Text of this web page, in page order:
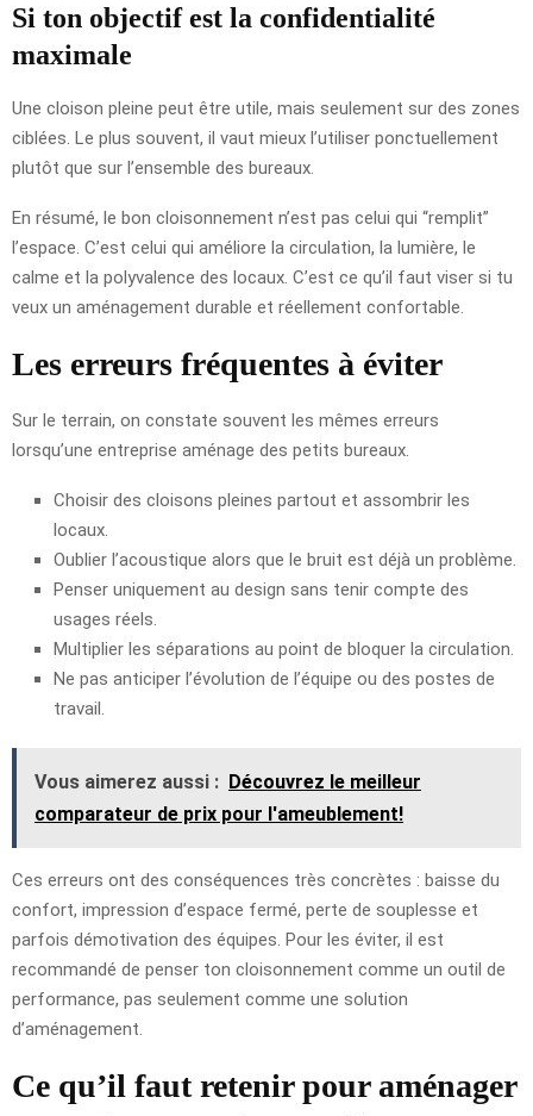
Si ton objectif est la confidentialité
maximale
Une cloison pleine peut être utile, mais seulement sur des zones
ciblées. Le plus souvent, il vaut mieux l’utiliser ponctuellement
plutôt que sur l’ensemble des bureaux.
En résumé, le bon cloisonnement n’est pas celui qui “remplit”
l’espace. C’est celui qui améliore la circulation, la lumière, le
calme et la polyvalence des locaux. C’est ce qu’il faut viser si tu
veux un aménagement durable et réellement confortable.
Les erreurs fréquentes à éviter
Sur le terrain, on constate souvent les mêmes erreurs
lorsqu’une entreprise aménage des petits bureaux.
Choisir des cloisons pleines partout et assombrir les
locaux.
Oublier l’acoustique alors que le bruit est déjà un problème.
Penser uniquement au design sans tenir compte des
usages réels.
Multiplier les séparations au point de bloquer la circulation.
Ne pas anticiper l’évolution de l’équipe ou des postes de
travail.
Vous aimerez aussi : Découvrez le meilleur
comparateur de prix pour l'ameublement!
Ces erreurs ont des conséquences très concrètes : baisse du
confort, impression d’espace fermé, perte de souplesse et
parfois démotivation des équipes. Pour les éviter, il est
recommandé de penser ton cloisonnement comme un outil de
performance, pas seulement comme une solution
d’aménagement.
Ce qu’il faut retenir pour aménager